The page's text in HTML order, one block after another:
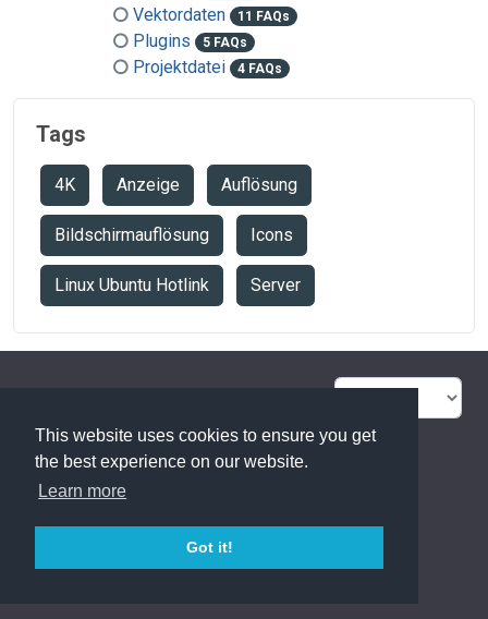
This website uses cookies to ensure you get
the best experience on our website.
Learn more
Got it!
Vektordaten 11 FAQs
Plugins 5 FAQs
Projektdatei 4 FAQs
Tags
4K Anzeige Auflösung
Bildschirmauflösung Icons
Linux Ubuntu Hotlink Server
Glossar Kontakt
Datenschutzerklärung